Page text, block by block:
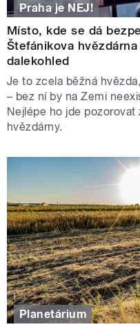
Praha je NEJ!
Místo, kde se dá
Štefánikova
dalekohled
Je to zcela běžná
– bez ní by na Zemi
Nejlépe ho jde
hvězdárny.
Planetárium